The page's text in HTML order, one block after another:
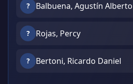
? Balbuena, Agustín Alberto
? Rojas, Percy
? Bertoni, Ricardo Daniel